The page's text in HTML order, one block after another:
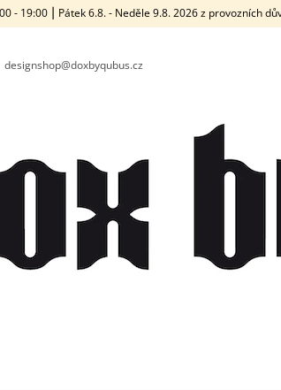
- 19:00 ⎮ Pátek 6.8. - Neděle 9.8. 2026 z provozních
designshop@doxbyqubus.cz